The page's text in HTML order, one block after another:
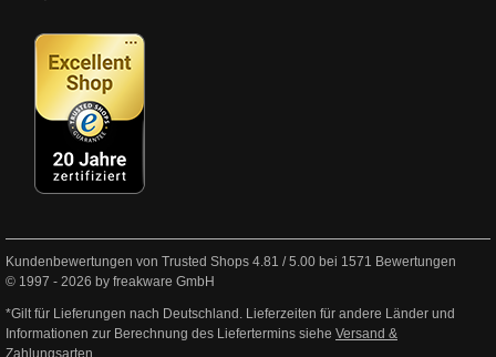
Kundenbewertungen von Trusted Shops 4.81 /5.00 bei 1571 Bewertungen
© 1997 - 2026 by freakware GmbH
*Gilt für Lieferungen nach Deutschland. Lieferzeiten für andere Länder und
Informationen zur Berechnung des Liefertermins siehe Versand &
Zahlungsarten